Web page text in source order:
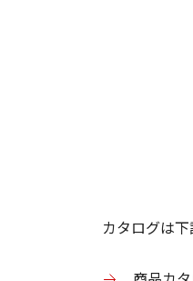
カタログは